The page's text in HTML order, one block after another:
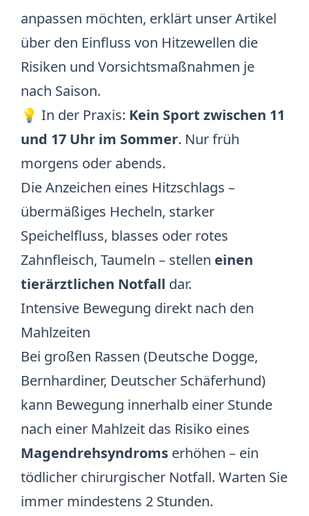
anpassen möchten, erklärt unser Artikel
über den Einfluss von Hitzewellen die
Risiken und Vorsichtsmaßnahmen je
nach Saison.
💡 In der Praxis: Kein Sport zwischen 11
und 17 Uhr im Sommer. Nur früh
morgens oder abends.
Die Anzeichen eines Hitzschlags –
übermäßiges Hecheln, starker
Speichelfluss, blasses oder rotes
Zahnfleisch, Taumeln – stellen einen
tierärztlichen Notfall dar.
Intensive Bewegung direkt nach den
Mahlzeiten
Bei großen Rassen (Deutsche Dogge,
Bernhardiner, Deutscher Schäferhund)
kann Bewegung innerhalb einer Stunde
nach einer Mahlzeit das Risiko eines
Magendrehsyndroms erhöhen – ein
tödlicher chirurgischer Notfall. Warten Sie
immer mindestens 2 Stunden.